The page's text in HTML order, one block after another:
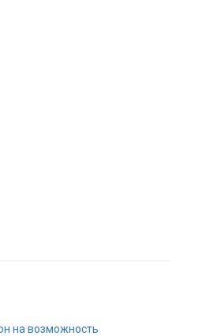
на возможность